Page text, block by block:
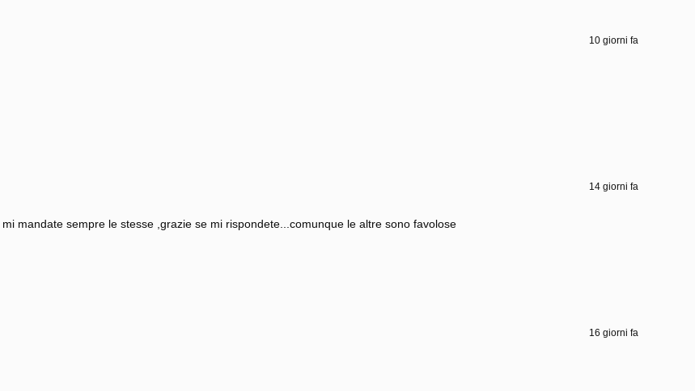
10 giorni fa
14 giorni fa
mandate sempre le stesse ,grazie se mi rispondete...comunque le altre sono favolose
16 giorni fa